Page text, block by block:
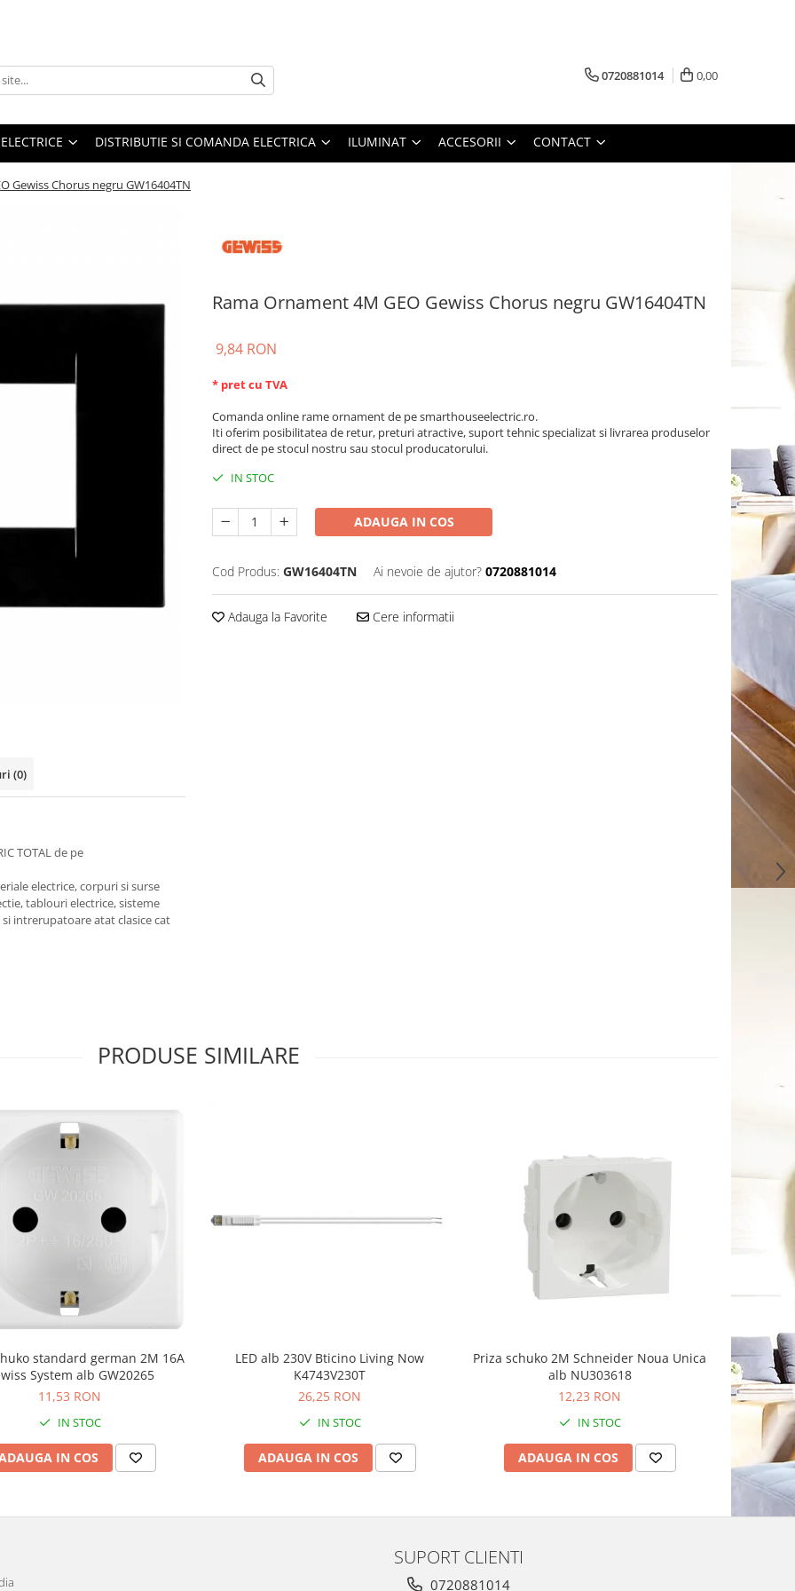
0720881014 0,00
DISTRIBUTIE SI COMANDA ELECTRICA ILUMINAT ACCESORII CONTACT
Gewiss Chorus negru GW16404TN
Rama Ornament 4M GEO Gewiss Chorus negru GW16404TN
9,84 RON
* pret cu TVA
Comanda online rame ornament de pe smarthouseelectric.ro.
Iti oferim posibilitatea de retur, preturi atractive, suport tehnic specializat si livrarea produselor
direct de pe stocul nostru sau stocul producatorului.
IN STOC
ADAUGA IN COS
Cod Produs: GW16404TN Ai nevoie de ajutor? 0720881014
Adauga la Favorite Cere informatii
(0)
TOTAL de pe
electrice, corpuri si surse
tablouri electrice, sisteme
intrerupatoare atat clasice cat
PRODUSE SIMILARE
standard german 2M 16A
System alb GW20265
11,53 RON
IN STOC
IN COS
LED alb 230V Bticino Living Now
K4743V230T
26,25 RON
IN STOC
ADAUGA IN COS
Priza schuko 2M Schneider Noua Unica
alb NU303618
12,23 RON
IN STOC
ADAUGA IN COS
Priza
SUPORT CLIENTI
0720881014